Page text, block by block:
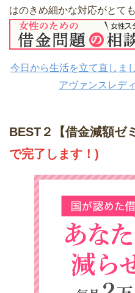
はのきめ細かな対応がとて
今日から生活を立て直しま
アヴァンスレデ
BEST２【借金減額ゼ
で完了します！)